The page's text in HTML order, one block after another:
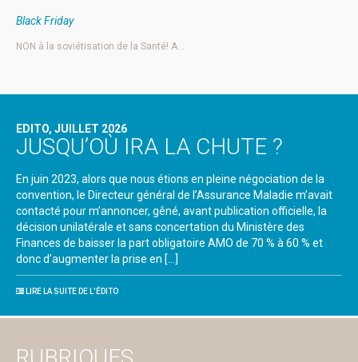
Black Friday
NON à la soviétisation de la Santé! A…
EDITO, JUILLET 2026
JUSQU’OÙ IRA LA CHUTE ?
En juin 2023, alors que nous étions en pleine négociation de la
convention, le Directeur général de l’Assurance Maladie m’avait
contacté pour m’annoncer, gêné, avant publication officielle, la
décision unilatérale et sans concertation du Ministère des
Finances de baisser la part obligatoire AMO de 70 % à 60 % et
donc d’augmenter la prise en […]
LIRE LA SUITE DE L'ÉDITO